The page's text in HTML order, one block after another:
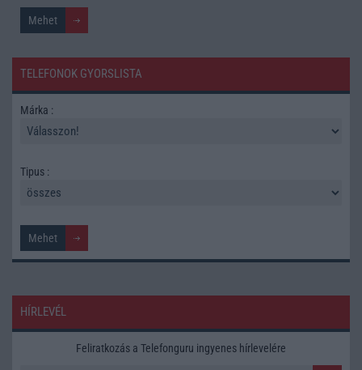
TELEFONOK GYORSLISTA
Márka :
Tipus :
HÍRLEVÉL
Feliratkozás a Telefonguru ingyenes hírlevelére